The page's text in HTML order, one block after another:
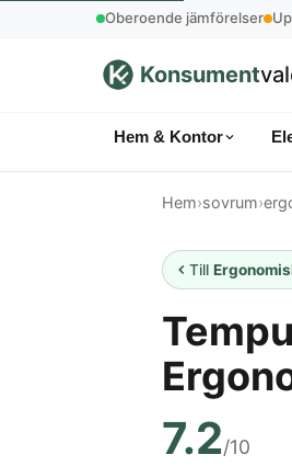
Oberoende jämförelser
Konsument
Hem & Kontor
Hem›sovrum›
Till
7.2/10